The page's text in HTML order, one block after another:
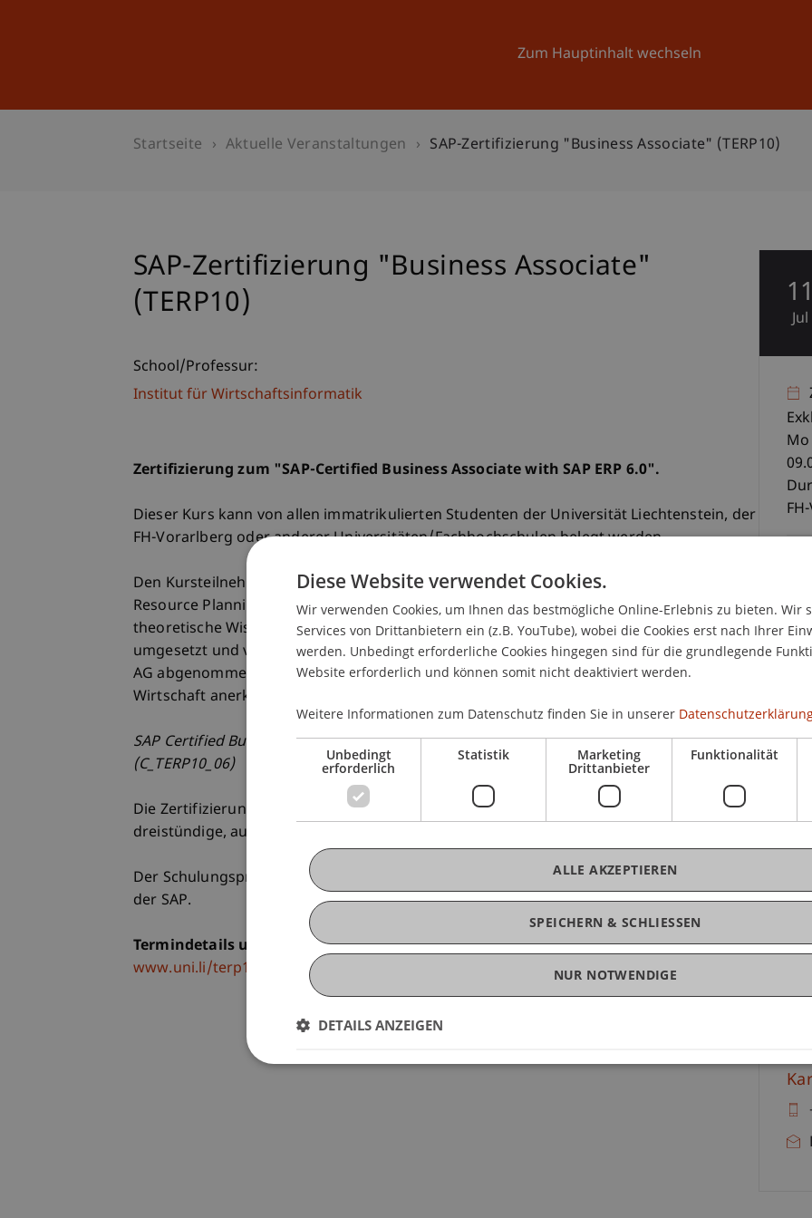
Zum Hauptinhalt wechseln
Universität Aktuelles
Startseite Aktuelle Veranstaltungen SAP-Zertifizierung "Business Associate" (TERP10)
SAP-Zertifizierung "Business Associate"
(TERP10)
School/Professur:
Institut für Wirtschaftsinformatik
Zertifizierung zum "SAP-Certified Business Associate with SAP ERP 6.0".
Dieser Kurs kann von allen immatrikulierten Studenten der Universität Liechtenstein, der
FH-Vorarlberg oder anderer Universitäten/Fachhochschulen belegt werden.
Den Kursteilnehmern werden umfangreiche theoretischen Grundlagen des Enterprise
Resource Plannings anhand der Unternehmenssoftware SAP ERP vermittelt. Das
theoretische Wissen wird während des Kurses anhand von Fallstudien praxisorientiert
umgesetzt und vertieft. Die Zertifizierung -als Abschluss des Kurses - wird durch die SAP
AG abgenommen und führt nach erfolgreichem Bestehen zu dem offiziellen, in der
Wirtschaft anerkannten SAP-Zertifikat:
SAP Certified Business Associate with SAP ERP 6.0
(C_TERP10_06)
Die Zertifizierung findet in den Räumen der Universität Liechtenstein statt und wird als
dreistündige, auf 80 Multiple Choice-Fragen basierende Wissensprüfung durchgeführt.
Der Schulungspreis beinhaltet die Schulungsunterlagen und die Zertifizierungsgebühr
der SAP.
Termindetails und weiterführende Informationen zur Veranstaltung:
www.uni.li/terp10
11
Jul
Mo
-
-
-
-
Diese Website verwendet Cookies.
Wir verwenden Cookies, um Ihnen das bestmögliche Online-Erlebnis zu bieten. Wir
Services von Drittanbietern ein (z.B. YouTube), wobei die Cookies erst nach Ihrer
werden. Unbedingt erforderliche Cookies hingegen sind für die grundlegende
Website erforderlich und können somit nicht deaktiviert werden.
Weitere Informationen zum Datenschutz finden Sie in unserer
Unbedingt
erforderlich
Statistik Marketing
Drittanbieter
Funktionalität
SPEICHERN & SCHLIESSEN
ALLE AKZEPTIEREN
NUR NOTWENDIGE
DETAILS ANZEIGEN